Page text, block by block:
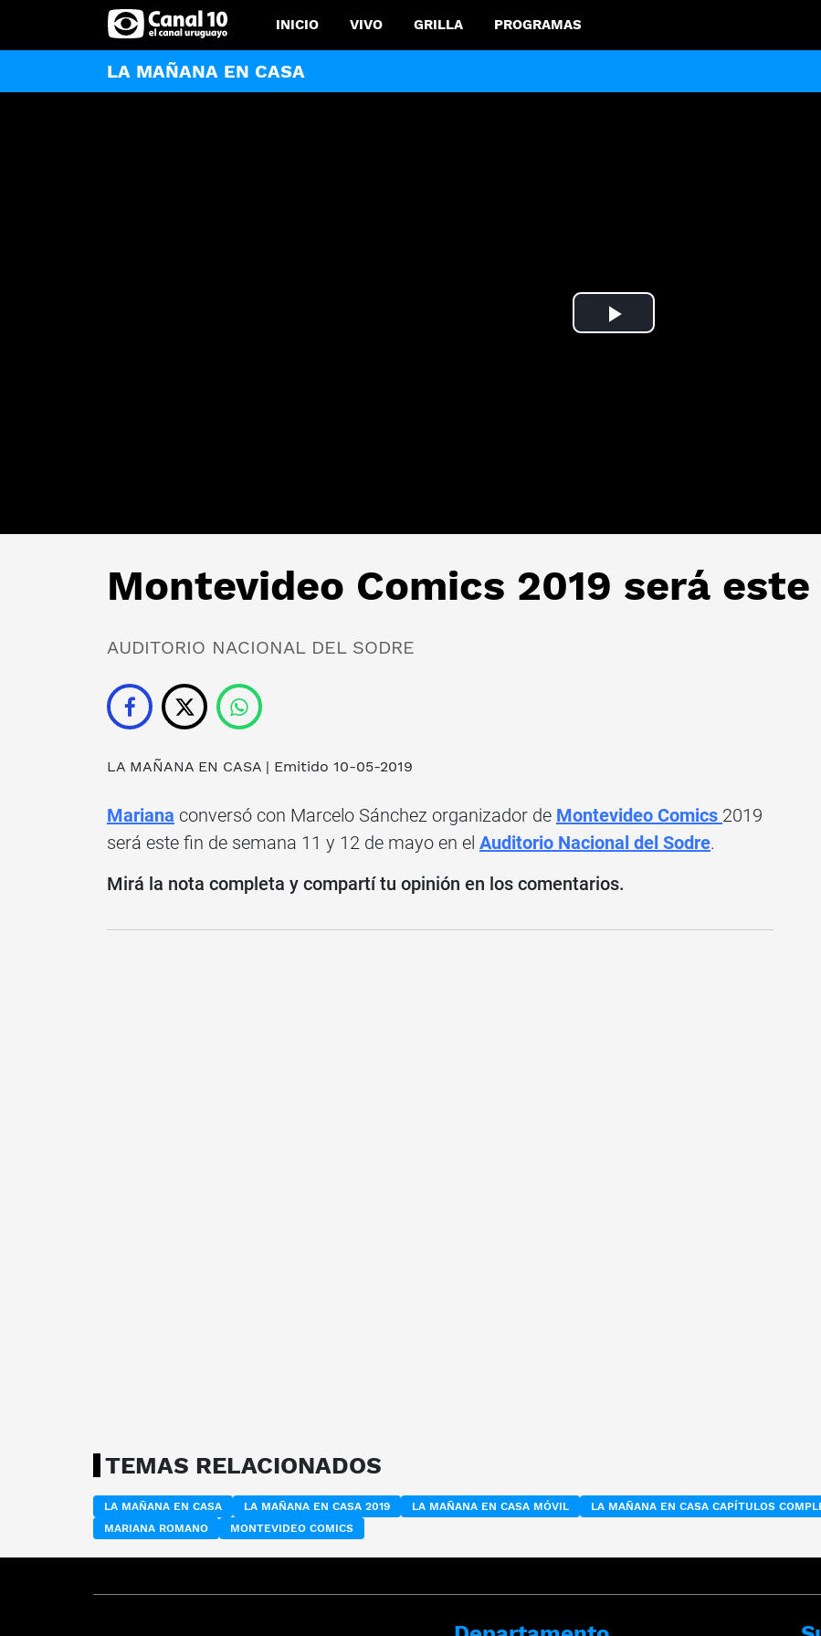
INICIO VIVO GRILLA PROGRAMAS
LA MAÑANA EN CASA
Play
Montevideo Comics 2019 será
AUDITORIO NACIONAL DEL SODRE
LA MAÑANA EN CASA | Emitido 10-05-2019
Mariana conversó con Marcelo Sánchez organizador de Montevideo Comics 2019
será este fin de semana 11 y 12 de mayo en el Auditorio Nacional del Sodre.
Mirá la nota completa y compartí tu opinión en los comentarios.
TEMAS RELACIONADOS
LA MAÑANA EN CASA LA MAÑANA EN CASA 2019 LA MAÑANA EN CASA MÓVIL LA MAÑANA EN CASA CAPÍTULOS
MARIANA ROMANO
MONTEVIDEO COMICS